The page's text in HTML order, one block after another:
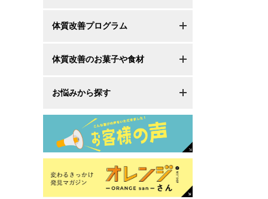
体質改善プログラム
体質改善のお菓子や食材
お悩みから探す